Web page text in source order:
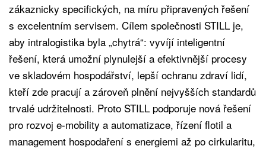
zákaznicky specifických, na míru připravených řešení
s excelentním servisem. Cílem společnosti STILL je,
aby intralogistika byla „chytrá“: vyvíjí inteligentní
řešení, která umožní plynulejší a efektivnější procesy
ve skladovém hospodářství, lepší ochranu zdraví lidí,
kteří zde pracují a zároveň plnění nejvyšších standardů
trvalé udržitelnosti. Proto STILL podporuje nová řešení
pro rozvoj e-mobility a automatizace, řízení flotil a
management hospodaření s energiemi až po cirkularitu,